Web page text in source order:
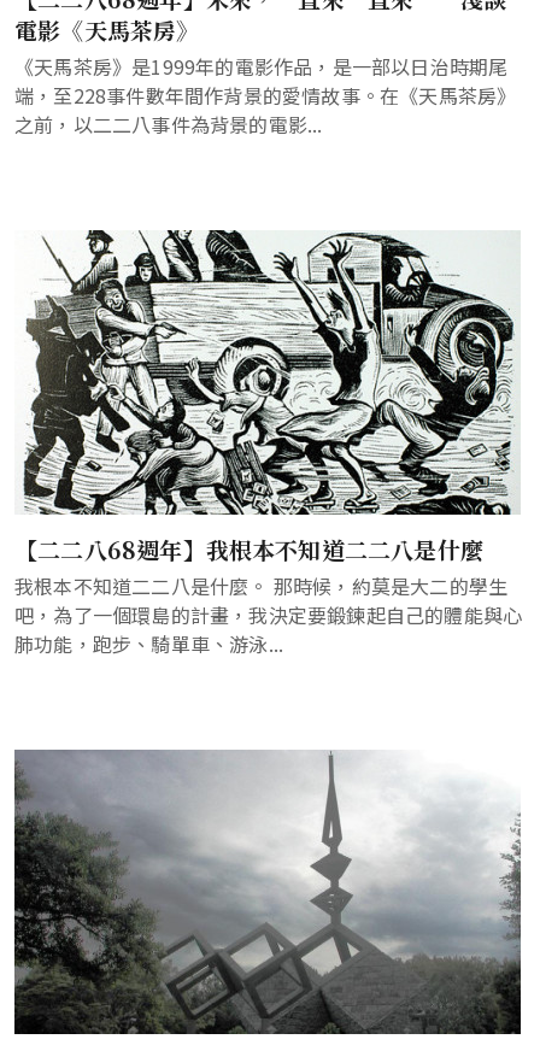
電影《天馬茶房》
《天馬茶房》是1999年的電影作品，是一部以日治時期尾
端，至228事件數年間作背景的愛情故事。在《天馬茶房》
之前，以二二八事件為背景的電影...
【二二八68週年】我根本不知道二二八是什麼
我根本不知道二二八是什麼。 那時候，約莫是大二的學生
吧，為了一個環島的計畫，我決定要鍛鍊起自己的體能與心
肺功能，跑步、騎單車、游泳...